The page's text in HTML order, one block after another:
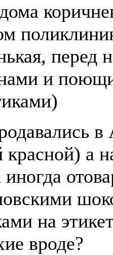
перед
и
красной) а
иногда
на
вроде?